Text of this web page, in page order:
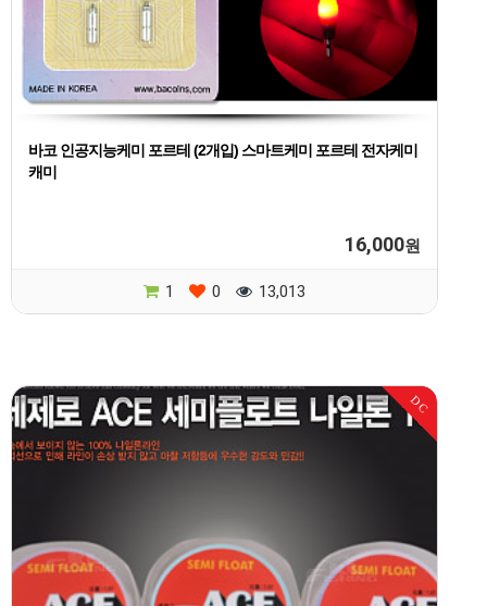
바코 인공지능케미 포르테 (2개입) 스마트케미 포르테 전자케미
캐미
16,000원
1 0 13,013
DC